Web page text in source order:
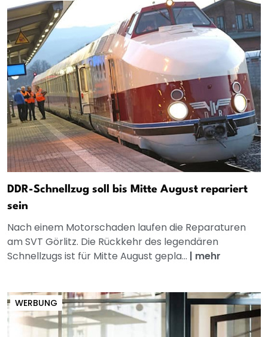
DDR-Schnellzug soll bis Mitte August repariert
sein
Nach einem Motorschaden laufen die Reparaturen
am SVT Görlitz. Die Rückkehr des legendären
Schnellzugs ist für Mitte August gepla... | mehr
WERBUNG